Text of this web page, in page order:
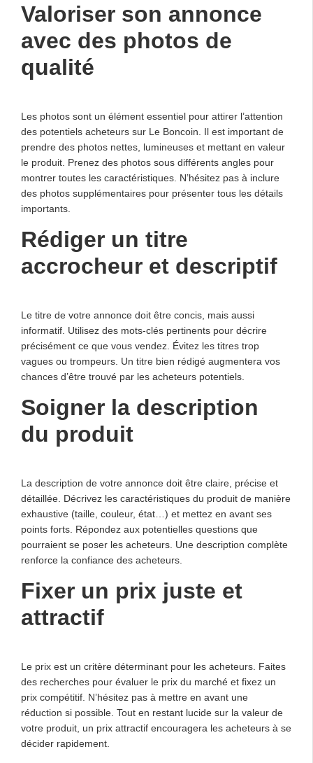
Valoriser son annonce
avec des photos de
qualité
Les photos sont un élément essentiel pour attirer l’attention
des potentiels acheteurs sur Le Boncoin. Il est important de
prendre des photos nettes, lumineuses et mettant en valeur
le produit. Prenez des photos sous différents angles pour
montrer toutes les caractéristiques. N’hésitez pas à inclure
des photos supplémentaires pour présenter tous les détails
importants.
Rédiger un titre
accrocheur et descriptif
Le titre de votre annonce doit être concis, mais aussi
informatif. Utilisez des mots-clés pertinents pour décrire
précisément ce que vous vendez. Évitez les titres trop
vagues ou trompeurs. Un titre bien rédigé augmentera vos
chances d’être trouvé par les acheteurs potentiels.
Soigner la description
du produit
La description de votre annonce doit être claire, précise et
détaillée. Décrivez les caractéristiques du produit de manière
exhaustive (taille, couleur, état…) et mettez en avant ses
points forts. Répondez aux potentielles questions que
pourraient se poser les acheteurs. Une description complète
renforce la confiance des acheteurs.
Fixer un prix juste et
attractif
Le prix est un critère déterminant pour les acheteurs. Faites
des recherches pour évaluer le prix du marché et fixez un
prix compétitif. N’hésitez pas à mettre en avant une
réduction si possible. Tout en restant lucide sur la valeur de
votre produit, un prix attractif encouragera les acheteurs à se
décider rapidement.